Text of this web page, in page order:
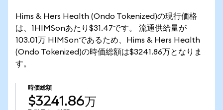
Hims & Hers Health (Ondo Tokenized)の現行価格
は、1HIMSonあたり$31.47です。 流通供給量が
103.01万 HIMSonであるため、Hims & Hers Health
(Ondo Tokenized)の時価総額は$3241.86万となりま
す。
時価総額
$3241.86万